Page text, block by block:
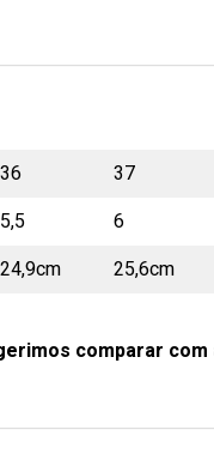
36 37
5,5 6
24,9cm 25,6cm
comparar